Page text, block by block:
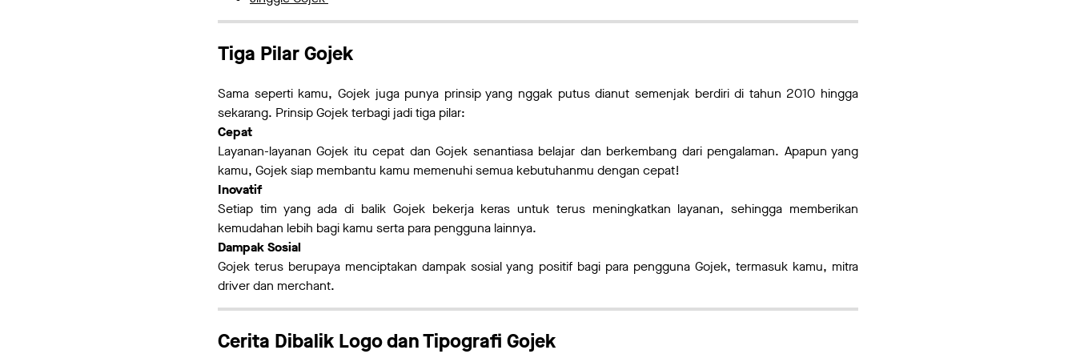
Tiga Pilar Gojek
Sama seperti kamu, Gojek juga punya prinsip yang nggak putus dianut semenjak berdiri di tahun 2010 hingga
sekarang. Prinsip Gojek terbagi jadi tiga pilar:
Cepat
Layanan-layanan Gojek itu cepat dan Gojek senantiasa belajar dan berkembang dari pengalaman. Apapun yang
kamu, Gojek siap membantu kamu memenuhi semua kebutuhanmu dengan cepat!
Inovatif
Setiap tim yang ada di balik Gojek bekerja keras untuk terus meningkatkan layanan, sehingga memberikan
kemudahan lebih bagi kamu serta para pengguna lainnya.
Dampak Sosial
Gojek terus berupaya menciptakan dampak sosial yang positif bagi para pengguna Gojek, termasuk kamu, mitra
driver dan merchant.
Cerita Dibalik Logo dan Tipografi Gojek